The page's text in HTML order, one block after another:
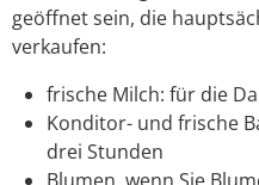
geöffnet sein, die
verkaufen:
frische Milch: für die
Konditor- und frische
drei Stunden